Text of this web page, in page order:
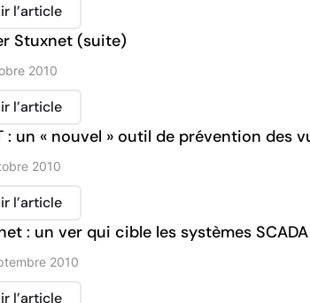
l’article
Stuxnet (suite)
2010
l’article
: un « nouvel » outil de prévention des
2010
l’article
: un ver qui cible les systèmes SCADA
2010
l’article